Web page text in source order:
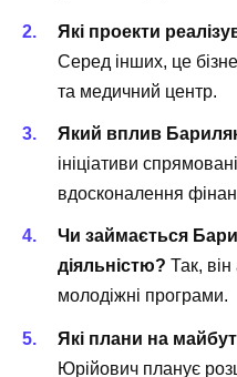
Які проекти
Серед інших, це
та медичний центр.
Який вплив
ініціативи
вдосконалення
Чи займається
діяльністю? Так, він
молодіжні програми.
Які плани на
Юрійович планує